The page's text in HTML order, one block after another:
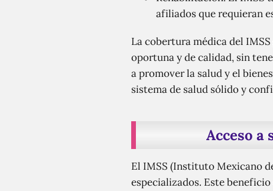
afiliados que requieran
La cobertura médica del
oportuna y de calidad, sin
a promover la salud y el
sistema de salud sólido y
Acceso a
El IMSS (Instituto Mexicano
especializados. Este